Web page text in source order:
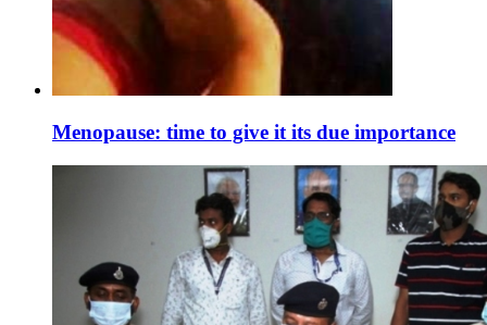
Menopause: time to give it its due importance